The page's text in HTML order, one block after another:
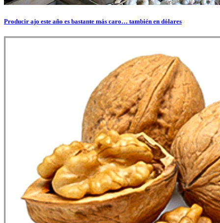
Producir ajo este año es bastante más caro… también en dólares